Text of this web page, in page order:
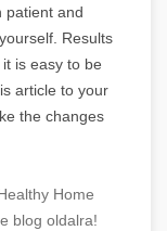
patient and
Results
is easy to be
article to your
the changes
Home
blog oldalra!